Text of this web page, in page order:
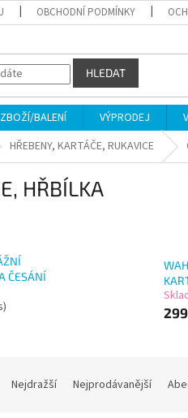
OBCHODNÍ PODMÍNKY
HLEDAT
BALENÍ VÝPRODEJ
HŘEBENY, KARTÁČE, RUKAVICE
HŘBÍLKA
ČESÁNÍ
Nejdražší Nejprodávanější